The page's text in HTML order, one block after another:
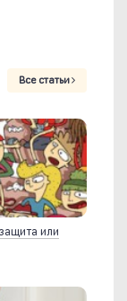
Все статьи
или